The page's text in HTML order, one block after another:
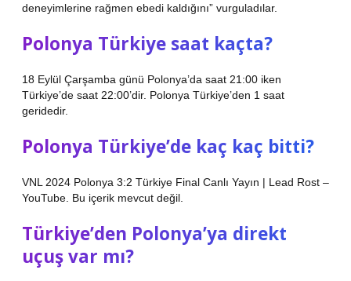
deneyimlerine rağmen ebedi kaldığını” vurguladılar.
Polonya Türkiye saat kaçta?
18 Eylül Çarşamba günü Polonya’da saat 21:00 iken
Türkiye’de saat 22:00’dir. Polonya Türkiye’den 1 saat
geridedir.
Polonya Türkiye’de kaç kaç bitti?
VNL 2024 Polonya 3:2 Türkiye Final Canlı Yayın | Lead Rost –
YouTube. Bu içerik mevcut değil.
Türkiye’den Polonya’ya direkt
uçuş var mı?